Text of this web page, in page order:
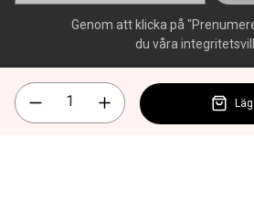
Genom att klicka på
du våra